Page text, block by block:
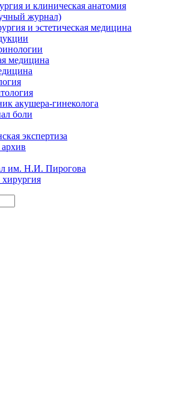
и клиническая анатомия
журнал)
и эстетическая медицина
медицина
акушера-гинеколога
боли
экспертиза
им. Н.И. Пирогова
хирургия